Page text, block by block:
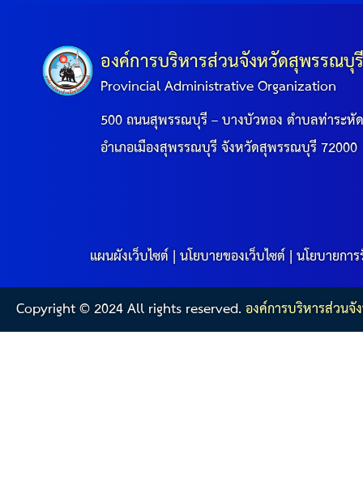
องค์การบริหารส่วนจังหวัดสุพรรณบุ
Provincial Administrative Organization
500 ถนนสุพรรณบุรี – บางบัวทอง ตำบลท่าระหั
อำเภอเมืองสุพรรณบุรี จังหวัดสุพรรณบุรี 72000
แผนผังเว็บไซต์|นโยบายของเว็บไซต์|นโยบายกา
Copyright © 2024 All rights reserved.องค์การบริหารส่วน